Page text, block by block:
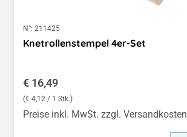
N°: 211425
Knetrollenstempel 4er-Set
Regulärer Preis:
€ 16,49
(€ 4,12 / 1 Stk.)
Preise inkl. MwSt. zzgl. Versandkosten